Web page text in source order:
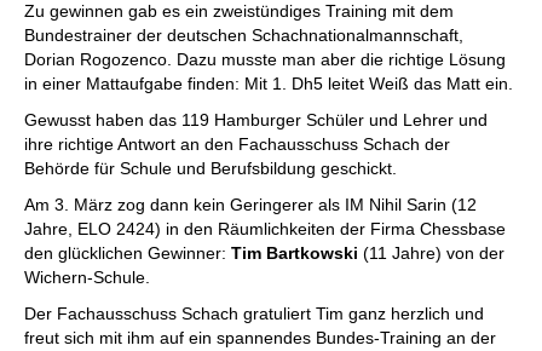
Zu gewinnen gab es ein zweistündiges Training mit dem
Bundestrainer der deutschen Schachnationalmannschaft,
Dorian Rogozenco. Dazu musste man aber die richtige Lösung
in einer Mattaufgabe finden: Mit 1. Dh5 leitet Weiß das Matt ein.
Gewusst haben das 119 Hamburger Schüler und Lehrer und
ihre richtige Antwort an den Fachausschuss Schach der
Behörde für Schule und Berufsbildung geschickt.
Am 3. März zog dann kein Geringerer als IM Nihil Sarin (12
Jahre, ELO 2424) in den Räumlichkeiten der Firma Chessbase
den glücklichen Gewinner: Tim Bartkowski (11 Jahre) von der
Wichern-Schule.
Der Fachausschuss Schach gratuliert Tim ganz herzlich und
freut sich mit ihm auf ein spannendes Bundes-Training an der